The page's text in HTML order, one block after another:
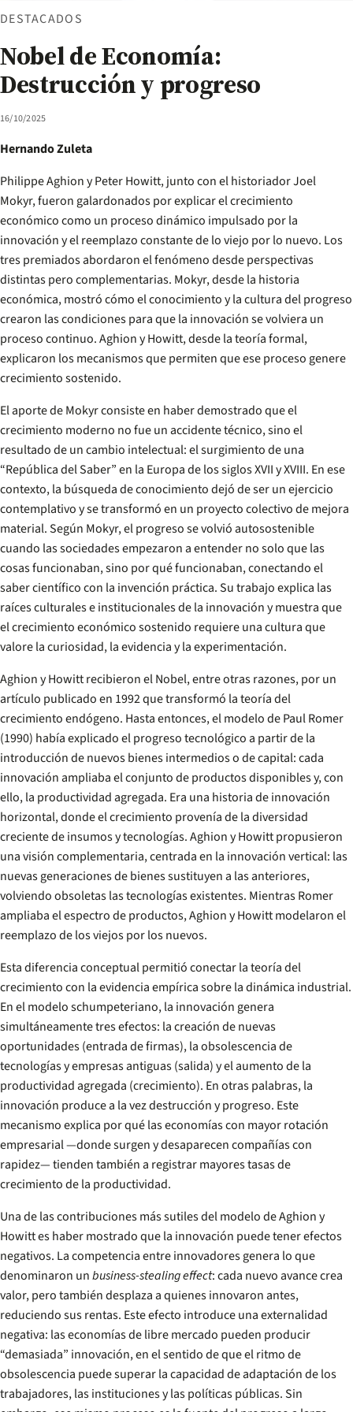
DESTACADOS
Nobel de Economía:
Destrucción y progreso
16/10/2025
Hernando Zuleta
Philippe Aghion y Peter Howitt, junto con el historiador Joel
Mokyr, fueron galardonados por explicar el crecimiento
económico como un proceso dinámico impulsado por la
innovación y el reemplazo constante de lo viejo por lo nuevo. Los
tres premiados abordaron el fenómeno desde perspectivas
distintas pero complementarias. Mokyr, desde la historia
económica, mostró cómo el conocimiento y la cultura del progreso
crearon las condiciones para que la innovación se volviera un
proceso continuo. Aghion y Howitt, desde la teoría formal,
explicaron los mecanismos que permiten que ese proceso genere
crecimiento sostenido.
El aporte de Mokyr consiste en haber demostrado que el
crecimiento moderno no fue un accidente técnico, sino el
resultado de un cambio intelectual: el surgimiento de una
“República del Saber” en la Europa de los siglos XVII y XVIII. En ese
contexto, la búsqueda de conocimiento dejó de ser un ejercicio
contemplativo y se transformó en un proyecto colectivo de mejora
material. Según Mokyr, el progreso se volvió autosostenible
cuando las sociedades empezaron a entender no solo que las
cosas funcionaban, sino por qué funcionaban, conectando el
saber científico con la invención práctica. Su trabajo explica las
raíces culturales e institucionales de la innovación y muestra que
el crecimiento económico sostenido requiere una cultura que
valore la curiosidad, la evidencia y la experimentación.
Aghion y Howitt recibieron el Nobel, entre otras razones, por un
artículo publicado en 1992 que transformó la teoría del
crecimiento endógeno. Hasta entonces, el modelo de Paul Romer
(1990) había explicado el progreso tecnológico a partir de la
introducción de nuevos bienes intermedios o de capital: cada
innovación ampliaba el conjunto de productos disponibles y, con
ello, la productividad agregada. Era una historia de innovación
horizontal, donde el crecimiento provenía de la diversidad
creciente de insumos y tecnologías. Aghion y Howitt propusieron
una visión complementaria, centrada en la innovación vertical: las
nuevas generaciones de bienes sustituyen a las anteriores,
volviendo obsoletas las tecnologías existentes. Mientras Romer
ampliaba el espectro de productos, Aghion y Howitt modelaron el
reemplazo de los viejos por los nuevos.
Esta diferencia conceptual permitió conectar la teoría del
crecimiento con la evidencia empírica sobre la dinámica industrial.
En el modelo schumpeteriano, la innovación genera
simultáneamente tres efectos: la creación de nuevas
oportunidades (entrada de firmas), la obsolescencia de
tecnologías y empresas antiguas (salida) y el aumento de la
productividad agregada (crecimiento). En otras palabras, la
innovación produce a la vez destrucción y progreso. Este
mecanismo explica por qué las economías con mayor rotación
empresarial —donde surgen y desaparecen compañías con
rapidez— tienden también a registrar mayores tasas de
crecimiento de la productividad.
Una de las contribuciones más sutiles del modelo de Aghion y
Howitt es haber mostrado que la innovación puede tener efectos
negativos. La competencia entre innovadores genera lo que
denominaron unbusiness-stealing effect: cada nuevo avance crea
valor, pero también desplaza a quienes innovaron antes,
reduciendo sus rentas. Este efecto introduce una externalidad
negativa: las economías de libre mercado pueden producir
“demasiada” innovación, en el sentido de que el ritmo de
obsolescencia puede superar la capacidad de adaptación de los
trabajadores, las instituciones y las políticas públicas. Sin